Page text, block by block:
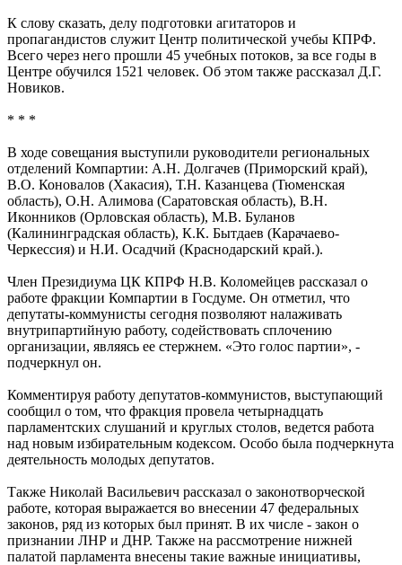
К слову сказать, делу подготовки агитаторов и
пропагандистов служит Центр политической учебы КПРФ.
Всего через него прошли 45 учебных потоков, за все годы в
Центре обучился 1521 человек. Об этом также рассказал Д.Г.
Новиков.
* * *
В ходе совещания выступили руководители региональных
отделений Компартии: А.Н. Долгачев (Приморский край),
В.О. Коновалов (Хакасия), Т.Н. Казанцева (Тюменская
область), О.Н. Алимова (Саратовская область), В.Н.
Иконников (Орловская область), М.В. Буланов
(Калининградская область), К.К. Бытдаев (Карачаево-
Черкессия) и Н.И. Осадчий (Краснодарский край.).
Член Президиума ЦК КПРФ Н.В. Коломейцев рассказал о
работе фракции Компартии в Госдуме. Он отметил, что
депутаты-коммунисты сегодня позволяют налаживать
внутрипартийную работу, содействовать сплочению
организации, являясь ее стержнем. «Это голос партии», -
подчеркнул он.
Комментируя работу депутатов-коммунистов, выступающий
сообщил о том, что фракция провела четырнадцать
парламентских слушаний и круглых столов, ведется работа
над новым избирательным кодексом. Особо была подчеркнута
деятельность молодых депутатов.
Также Николай Васильевич рассказал о законотворческой
работе, которая выражается во внесении 47 федеральных
законов, ряд из которых был принят. В их числе - закон о
признании ЛНР и ДНР. Также на рассмотрение нижней
палатой парламента внесены такие важные инициативы,